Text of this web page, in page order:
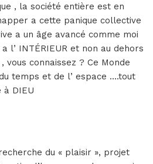
, la société entière est en
a cette panique collective
a un âge avancé comme moi
l’ INTÉRIEUR et non au dehors
vous connaissez ? Ce Monde
temps et de l’ espace ….tout
DIEU
du « plaisir », projet